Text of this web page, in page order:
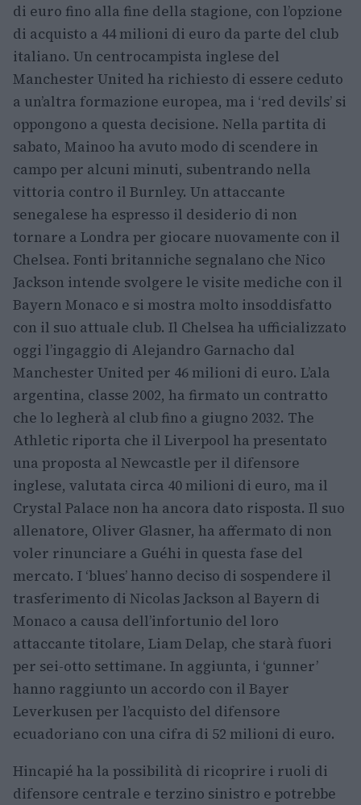
di euro fino alla fine della stagione, con l’opzione
di acquisto a 44 milioni di euro da parte del club
italiano. Un centrocampista inglese del
Manchester United ha richiesto di essere ceduto
a un’altra formazione europea, ma i ‘red devils’ si
oppongono a questa decisione. Nella partita di
sabato, Mainoo ha avuto modo di scendere in
campo per alcuni minuti, subentrando nella
vittoria contro il Burnley. Un attaccante
senegalese ha espresso il desiderio di non
tornare a Londra per giocare nuovamente con il
Chelsea. Fonti britanniche segnalano che Nico
Jackson intende svolgere le visite mediche con il
Bayern Monaco e si mostra molto insoddisfatto
con il suo attuale club. Il Chelsea ha ufficializzato
oggi l’ingaggio di Alejandro Garnacho dal
Manchester United per 46 milioni di euro. L’ala
argentina, classe 2002, ha firmato un contratto
che lo legherà al club fino a giugno 2032. The
Athletic riporta che il Liverpool ha presentato
una proposta al Newcastle per il difensore
inglese, valutata circa 40 milioni di euro, ma il
Crystal Palace non ha ancora dato risposta. Il suo
allenatore, Oliver Glasner, ha affermato di non
voler rinunciare a Guéhi in questa fase del
mercato. I ‘blues’ hanno deciso di sospendere il
trasferimento di Nicolas Jackson al Bayern di
Monaco a causa dell’infortunio del loro
attaccante titolare, Liam Delap, che starà fuori
per sei-otto settimane. In aggiunta, i ‘gunner’
hanno raggiunto un accordo con il Bayer
Leverkusen per l’acquisto del difensore
ecuadoriano con una cifra di 52 milioni di euro.
Hincapié ha la possibilità di ricoprire i ruoli di
difensore centrale e terzino sinistro e potrebbe